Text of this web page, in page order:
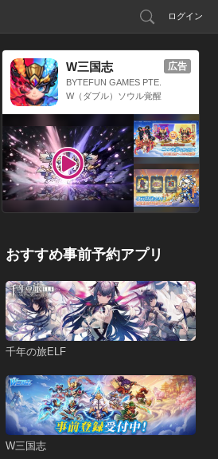
ログイン
W三国志
BYTEFUN GAMES PTE.
LTD.
W（ダブル）ソウル覚醒
広告
おすすめ事前予約アプリ
千年の旅ELF
W三国志